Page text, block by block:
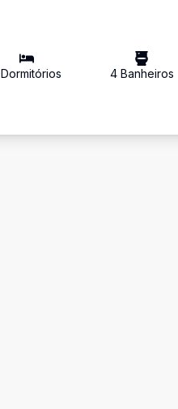
Dormitórios 4Banheiros